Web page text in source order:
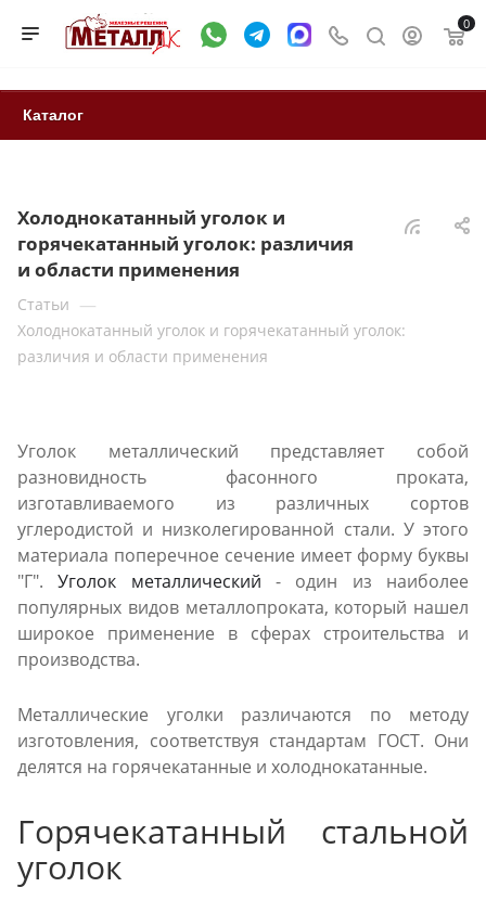
0
Каталог
Холоднокатанный уголок и
горячекатанный уголок: различия
и области применения
Статьи —
Холоднокатанный уголок и горячекатанный уголок:
различия и области применения
Уголок металлический представляет собой
разновидность фасонного проката,
изготавливаемого из различных сортов
углеродистой и низколегированной стали. У этого
материала поперечное сечение имеет форму буквы
"Г".Уголок металлический - один из наиболее
популярных видов металлопроката, который нашел
широкое применение в сферах строительства и
производства.
Металлические уголки различаются по методу
изготовления, соответствуя стандартам ГОСТ. Они
делятся на горячекатанные и холоднокатанные.
Горячекатанный стальной
уголок